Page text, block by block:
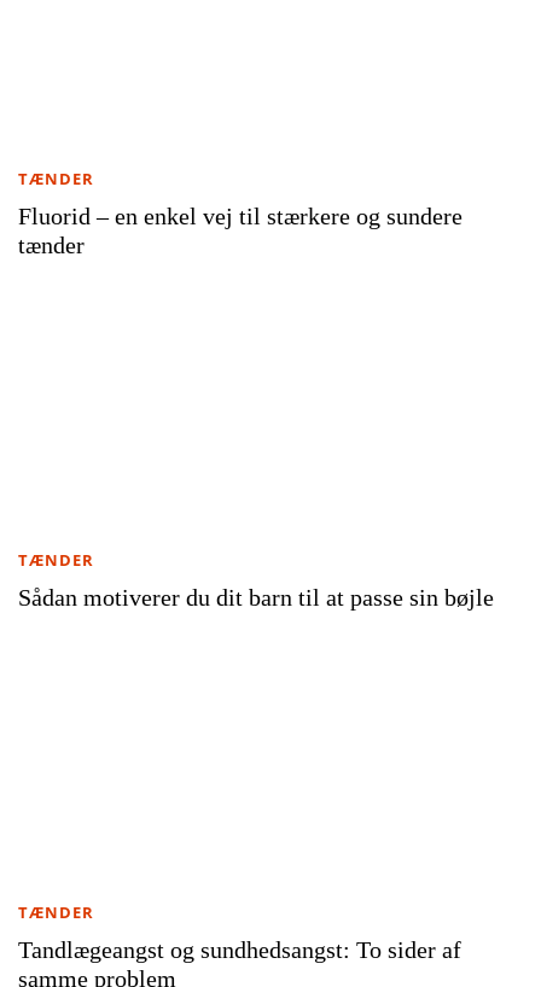
Fluorid – en enkel vej til stærkere og sundere
tænder
TÆNDER
Sådan motiverer du dit barn til at passe sin bøjle
TÆNDER
Tandlægeangst og sundhedsangst: To sider af
samme problem
TÆNDER